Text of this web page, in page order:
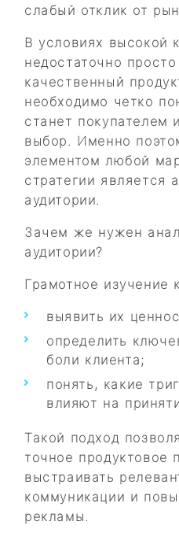
слабый отклик от
В условиях высокой
недостаточно
качественный
необходимо четко
станет покупателем
выбор. Именно
элементом любой
стратегии является
аудитории.
Зачем же нужен
аудитории?
Грамотное изучение
выявить их
определить
боли клиента;
понять, какие
влияют на
Такой подход
точное продуктовое
выстраивать
коммуникации и
рекламы.